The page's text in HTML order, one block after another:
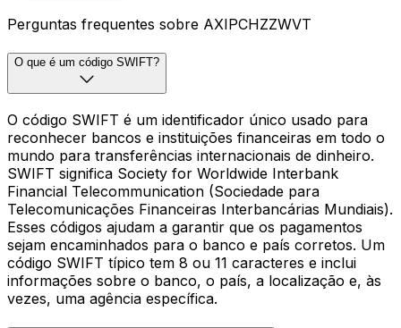
Perguntas frequentes sobre AXIPCHZZWVT
O que é um código SWIFT?
O código SWIFT é um identificador único usado para
reconhecer bancos e instituições financeiras em todo o
mundo para transferências internacionais de dinheiro.
SWIFT significa Society for Worldwide Interbank
Financial Telecommunication (Sociedade para
Telecomunicações Financeiras Interbancárias Mundiais).
Esses códigos ajudam a garantir que os pagamentos
sejam encaminhados para o banco e país corretos. Um
código SWIFT típico tem 8 ou 11 caracteres e inclui
informações sobre o banco, o país, a localização e, às
vezes, uma agência específica.